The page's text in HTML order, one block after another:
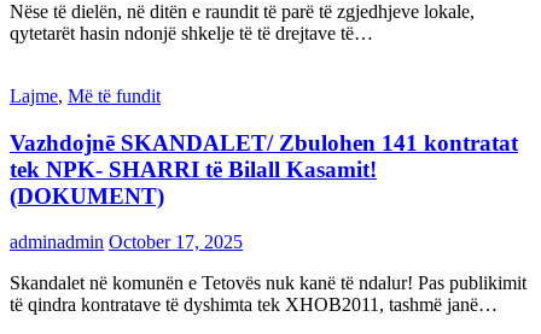
Nëse të dielën, në ditën e raundit të parë të zgjedhjeve lokale,
qytetarët hasin ndonjë shkelje të të drejtave të…
Lajme, Më të fundit
Vazhdojnē SKANDALET/ Zbulohen 141 kontratat
tek NPK- SHARRI të Bilall Kasamit!
(DOKUMENT)
adminadmin October 17, 2025
Skandalet në komunën e Tetovës nuk kanë të ndalur! Pas publikimit
të qindra kontratave të dyshimta tek XHOB2011, tashmë janë…